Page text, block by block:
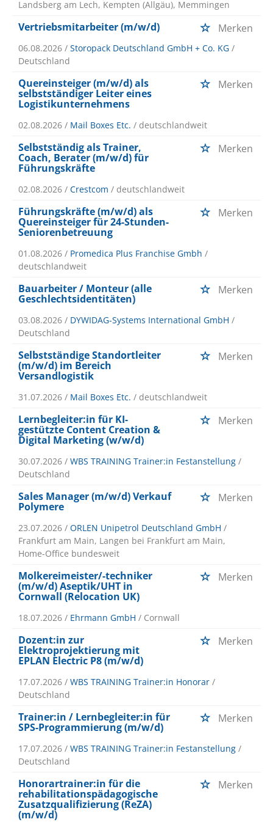
Landsberg am Lech, Kempten (Allgäu), Memmingen
Vertriebsmitarbeiter (m/w/d) Merken
06.08.2026 / Storopack Deutschland GmbH + Co. KG /
Deutschland
Quereinsteiger (m/w/d) als
selbstständiger Leiter eines
Logistikunternehmens
Merken
02.08.2026 / Mail Boxes Etc. / deutschlandweit
Selbstständig als Trainer,
Coach, Berater (m/w/d) für
Führungskräfte
Merken
02.08.2026 / Crestcom / deutschlandweit
Führungskräfte (m/w/d) als
Quereinsteiger für 24-Stunden-
Seniorenbetreuung
Merken
01.08.2026 / Promedica Plus Franchise Gmbh /
deutschlandweit
Bauarbeiter / Monteur (alle
Geschlechtsidentitäten)
Merken
03.08.2026 / DYWIDAG-Systems International GmbH /
Deutschland
Selbstständige Standortleiter
(m/w/d) im Bereich
Versandlogistik
Merken
31.07.2026 / Mail Boxes Etc. / deutschlandweit
Lernbegleiter:in für KI-
gestützte Content Creation &
Digital Marketing (w/w/d)
Merken
30.07.2026 / WBS TRAINING Trainer:in Festanstellung /
Deutschland
Sales Manager (m/w/d) Verkauf
Polymere
Merken
23.07.2026 / ORLEN Unipetrol Deutschland GmbH /
Frankfurt am Main, Langen bei Frankfurt am Main,
Home-Office bundesweit
Molkereimeister/-techniker
(m/w/d) Aseptik/UHT in
Cornwall (Relocation UK)
Merken
18.07.2026 / Ehrmann GmbH / Cornwall
Dozent:in zur
Elektroprojektierung mit
EPLAN Electric P8 (m/w/d)
Merken
17.07.2026 / WBS TRAINING Trainer:in Honorar /
Deutschland
Trainer:in / Lernbegleiter:in für
SPS-Programmierung (m/w/d)
Merken
17.07.2026 / WBS TRAINING Trainer:in Festanstellung /
Deutschland
Honorartrainer:in für die
rehabilitationspädagogische
Zusatzqualifizierung (ReZA)
(m/w/d)
Merken